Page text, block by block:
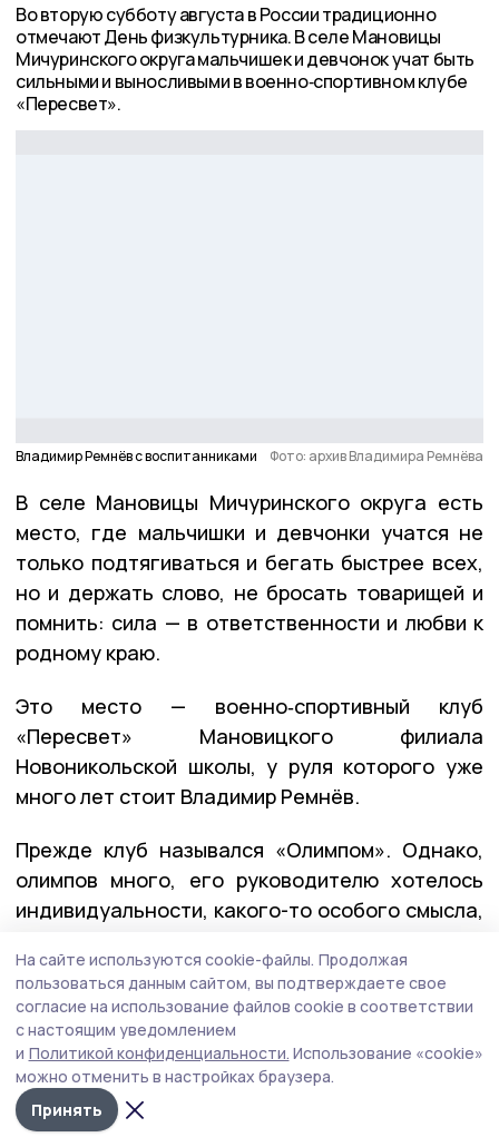
Во вторую субботу августа в России традиционно
отмечают День физкультурника. В селе Мановицы
Мичуринского округа мальчишек и девчонок учат быть
сильными и выносливыми в военно‑спортивном клубе
«Пересвет».
Владимир Ремнёв с воспитанниками Фото: архив Владимира Ремнёва
В селе Мановицы Мичуринского округа есть
место, где мальчишки и девчонки учатся не
только подтягиваться и бегать быстрее всех,
но и держать слово, не бросать товарищей и
помнить: сила — в ответственности и любви к
родному краю.
Это место — военно‑спортивный клуб
«Пересвет» Мановицкого филиала
Новоникольской школы, у руля которого уже
много лет стоит Владимир Ремнёв.
Прежде клуб назывался «Олимпом». Однако,
олимпов много, его руководителю хотелось
индивидуальности, какого-то особого смысла,
Так и родилось новое имя — «Пересвет». Оно
сразу задаёт планку: не просто спорт, а спорт
с патриотизмом, с памятью о подвигах, с
пониманием, что сила должна быть во благо.